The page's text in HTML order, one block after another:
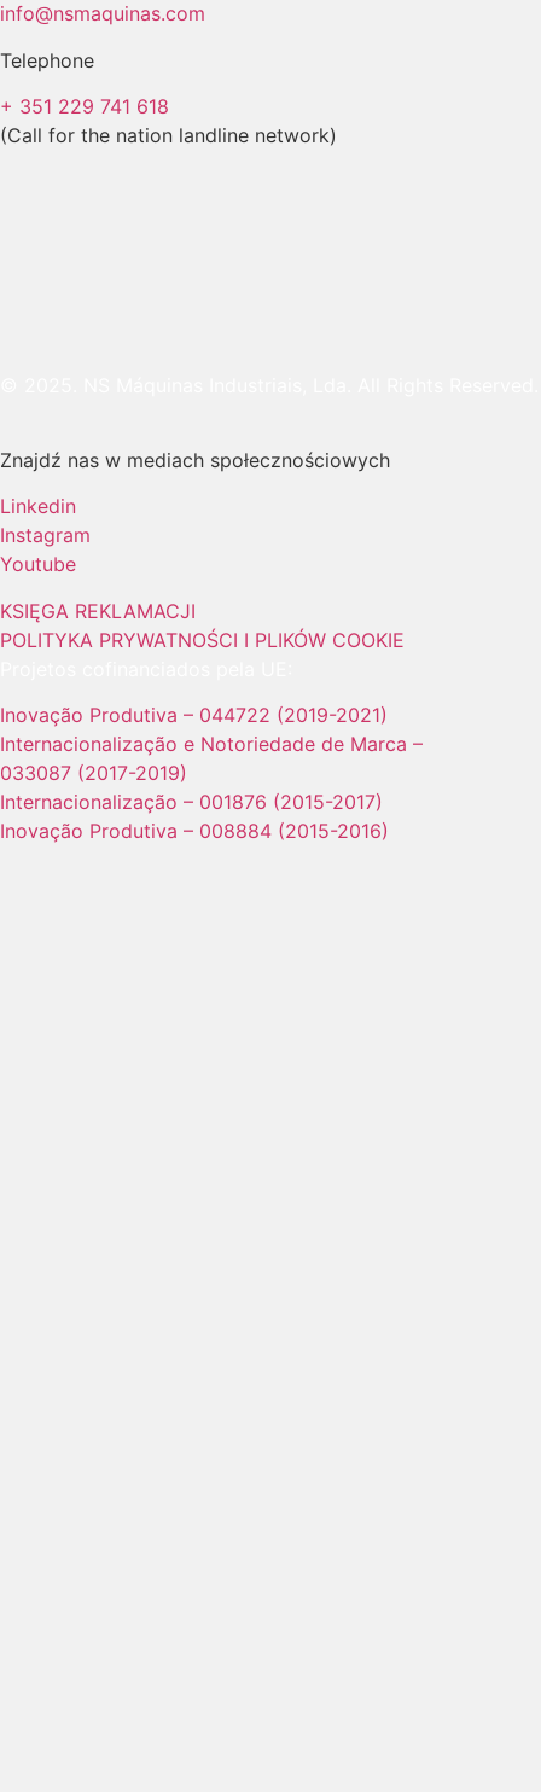
info@nsmaquinas.com
Telephone
+ 351 229 741 618
(Call for the nation landline network)
Znajdź nas w mediach społecznościowych
Linkedin
Instagram
Youtube
KSIĘGA REKLAMACJI
POLITYKA PRYWATNOŚCI I PLIKÓW COOKIE
Inovação Produtiva – 044722 (2019-2021)
Internacionalização e Notoriedade de Marca –
033087 (2017-2019)
Internacionalização – 001876 (2015-2017)
Inovação Produtiva – 008884 (2015-2016)